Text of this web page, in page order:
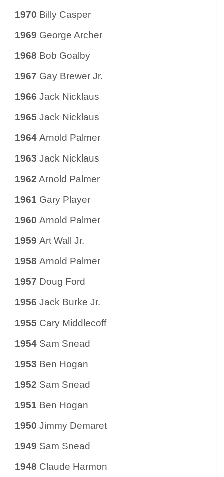
1970 Billy Casper
1969 George Archer
1968 Bob Goalby
1967 Gay Brewer Jr.
1966 Jack Nicklaus
1965 Jack Nicklaus
1964 Arnold Palmer
1963 Jack Nicklaus
1962 Arnold Palmer
1961 Gary Player
1960 Arnold Palmer
1959 Art Wall Jr.
1958 Arnold Palmer
1957 Doug Ford
1956 Jack Burke Jr.
1955 Cary Middlecoff
1954 Sam Snead
1953 Ben Hogan
1952 Sam Snead
1951 Ben Hogan
1950 Jimmy Demaret
1949 Sam Snead
1948 Claude Harmon